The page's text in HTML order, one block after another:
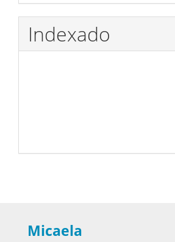
Indexado
Micaela